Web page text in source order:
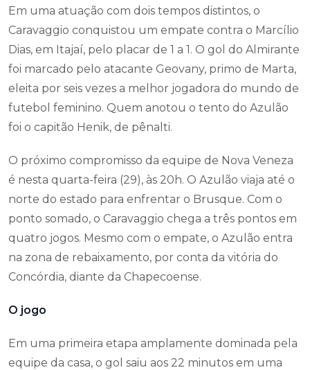
Em uma atuação com dois tempos distintos, o
Caravaggio conquistou um empate contra o Marcílio
Dias, em Itajaí, pelo placar de 1 a 1. O gol do Almirante
foi marcado pelo atacante Geovany, primo de Marta,
eleita por seis vezes a melhor jogadora do mundo de
futebol feminino. Quem anotou o tento do Azulão
foi o capitão Henik, de pênalti.
O próximo compromisso da equipe de Nova Veneza
é nesta quarta-feira (29), às 20h. O Azulão viaja até o
norte do estado para enfrentar o Brusque. Com o
ponto somado, o Caravaggio chega a três pontos em
quatro jogos. Mesmo com o empate, o Azulão entra
na zona de rebaixamento, por conta da vitória do
Concórdia, diante da Chapecoense.
O jogo
Em uma primeira etapa amplamente dominada pela
equipe da casa, o gol saiu aos 22 minutos em uma